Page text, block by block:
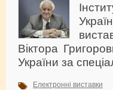
Віктора
України за
Електронні виставки